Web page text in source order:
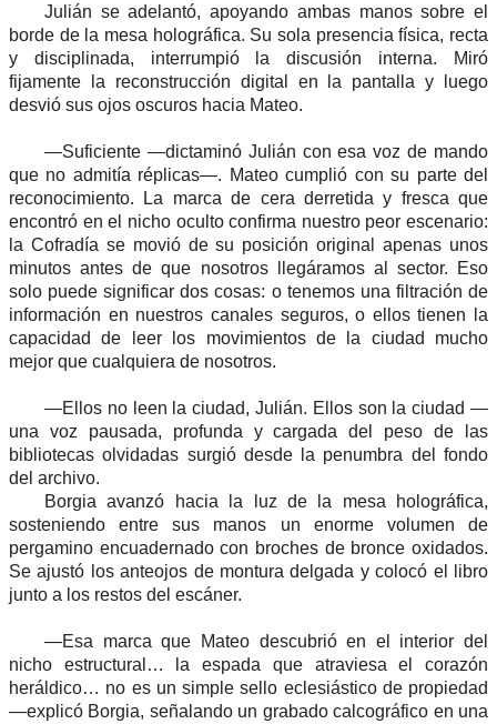
Julián se adelantó, apoyando ambas manos sobre el
borde de la mesa holográfica. Su sola presencia física, recta
y disciplinada, interrumpió la discusión interna. Miró
fijamente la reconstrucción digital en la pantalla y luego
desvió sus ojos oscuros hacia Mateo.
—Suficiente —dictaminó Julián con esa voz de mando
que no admitía réplicas—. Mateo cumplió con su parte del
reconocimiento. La marca de cera derretida y fresca que
encontró en el nicho oculto confirma nuestro peor escenario:
la Cofradía se movió de su posición original apenas unos
minutos antes de que nosotros llegáramos al sector. Eso
solo puede significar dos cosas: o tenemos una filtración de
información en nuestros canales seguros, o ellos tienen la
capacidad de leer los movimientos de la ciudad mucho
mejor que cualquiera de nosotros.
—Ellos no leen la ciudad, Julián. Ellos son la ciudad —
una voz pausada, profunda y cargada del peso de las
bibliotecas olvidadas surgió desde la penumbra del fondo
del archivo.
Borgia avanzó hacia la luz de la mesa holográfica,
sosteniendo entre sus manos un enorme volumen de
pergamino encuadernado con broches de bronce oxidados.
Se ajustó los anteojos de montura delgada y colocó el libro
junto a los restos del escáner.
—Esa marca que Mateo descubrió en el interior del
nicho estructural… la espada que atraviesa el corazón
heráldico… no es un simple sello eclesiástico de propiedad
—explicó Borgia, señalando un grabado calcográfico en una